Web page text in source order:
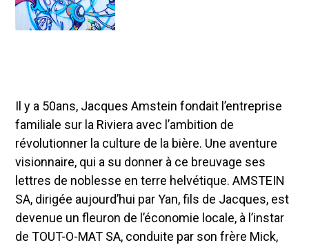
Il y a 50ans, Jacques Amstein fondait l’entreprise
familiale sur la Riviera avec l’ambition de
révolutionner la culture de la bière. Une aventure
visionnaire, qui a su donner à ce breuvage ses
lettres de noblesse en terre helvétique. AMSTEIN
SA, dirigée aujourd’hui par Yan, fils de Jacques, est
devenue un fleuron de l’économie locale, à l’instar
de TOUT-O-MAT SA, conduite par son frère Mick,